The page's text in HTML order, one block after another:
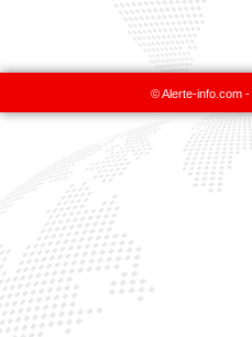
© Alerte-info.com -